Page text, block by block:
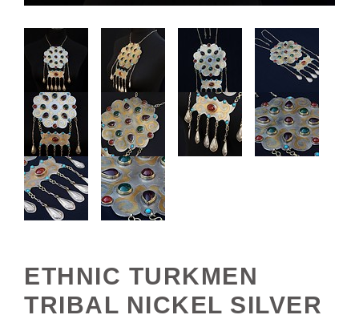
ETHNIC TURKMEN
TRIBAL NICKEL SILVER